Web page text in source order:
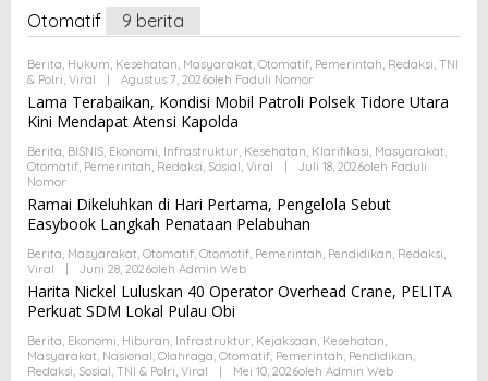
Otomatif 9 berita
Berita, Hukum, Kesehatan, Masyarakat, Otomatif, Pemerintah, Redaksi, TNI
& Polri, Viral Agustus 7, 2026Oleh Faduli Nomor
Lama Terabaikan, Kondisi Mobil Patroli Polsek Tidore Utara
Kini Mendapat Atensi Kapolda
Berita, BISNIS, Ekonomi, Infrastruktur, Kesehatan, Klarifikasi, Masyarakat,
Otomatif, Pemerintah, Redaksi, Sosial, Viral Juli 18, 2026Oleh Faduli
Nomor
Ramai Dikeluhkan di Hari Pertama, Pengelola Sebut
Easybook Langkah Penataan Pelabuhan
Berita, Masyarakat, Otomatif, Otomotif, Pemerintah, Pendidikan, Redaksi,
Viral
Juni 28, 2026Oleh Admin Web
Harita Nickel Luluskan 40 Operator Overhead Crane, PELITA
Perkuat SDM Lokal Pulau Obi
Berita, Ekonomi, Hiburan, Infrastruktur, Kejaksaan, Kesehatan,
Masyarakat, Nasional, Olahraga, Otomatif, Pemerintah, Pendidikan,
Redaksi, Sosial, TNI & Polri, Viral Mei 10, 2026Oleh Admin Web